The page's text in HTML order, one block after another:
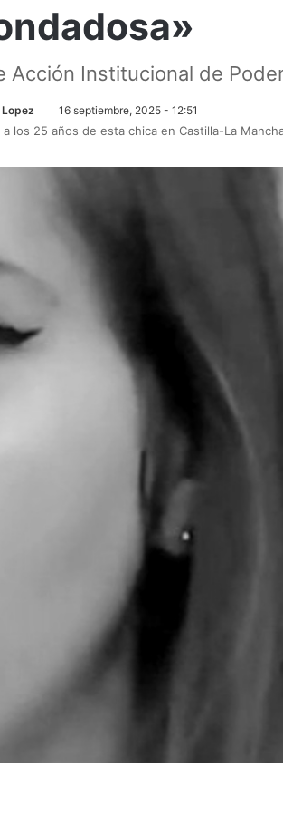
Acción Institucional de
16 septiembre, 2025 - 12:51
los 25 años de esta chica en Castilla-La